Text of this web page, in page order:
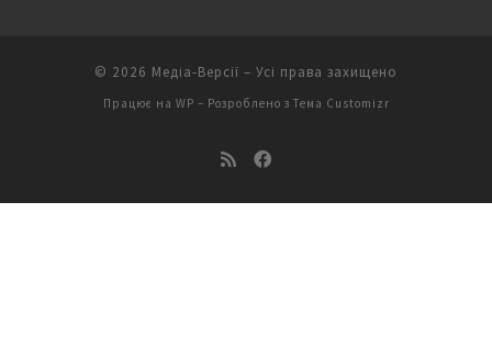
© 2026 Медіа-Версії – Усі права захищено
Працює на WP – Розроблено з Тема Customizr